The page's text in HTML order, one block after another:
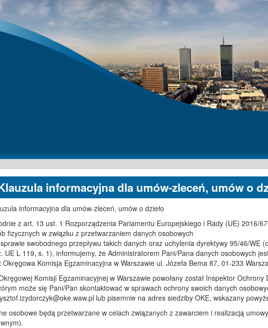
informacyjna dla umów-zleceń, umów o
informacyjna dla umów-zleceń, umów o dzieło
z art. 13 ust. 1 Rozporządzenia Parlamentu Europejskiego i Rady (UE) 2016/
fizycznych w związku z przetwarzaniem danych osobowych
swobodnego przepływu takich danych oraz uchylenia dyrektywy 95/46/WE
UE L 119, s. 1), informujemy, że Administratorem Pani/Pana danych osobowych
Okręgowa Komisja Egzaminacyjna w Warszawie ul. Józefa Bema 87, 01-233
Komisji Egzaminacyjnej w Warszawie powołany został Inspektor Ochrony
może się Pani/Pan skontaktować w sprawach ochrony swoich danych
lub pisemnie na adres siedziby OKE, wskazany
osobowe będą przetwarzane w celach związanych z zawarciem i realizacją